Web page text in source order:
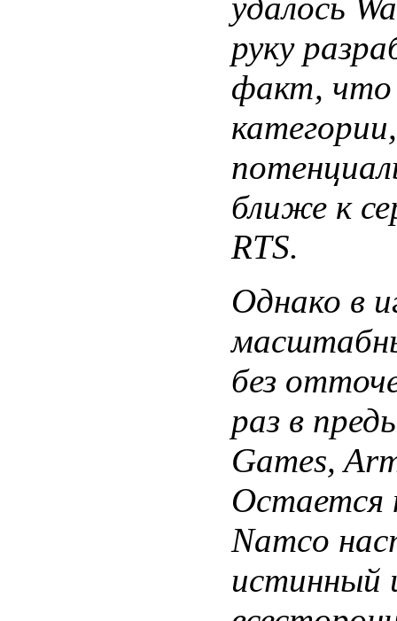
руку
факт, что
ближе к
RTS.
Однако в
без
раз в
Games,
Остается
Namco
истинный